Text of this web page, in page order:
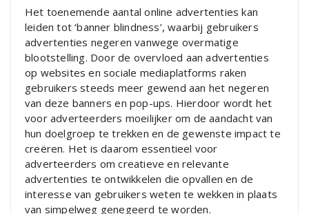
Het toenemende aantal online advertenties kan
leiden tot ‘banner blindness’, waarbij gebruikers
advertenties negeren vanwege overmatige
blootstelling. Door de overvloed aan advertenties
op websites en sociale mediaplatforms raken
gebruikers steeds meer gewend aan het negeren
van deze banners en pop-ups. Hierdoor wordt het
voor adverteerders moeilijker om de aandacht van
hun doelgroep te trekken en de gewenste impact te
creëren. Het is daarom essentieel voor
adverteerders om creatieve en relevante
advertenties te ontwikkelen die opvallen en de
interesse van gebruikers weten te wekken in plaats
van simpelweg genegeerd te worden.